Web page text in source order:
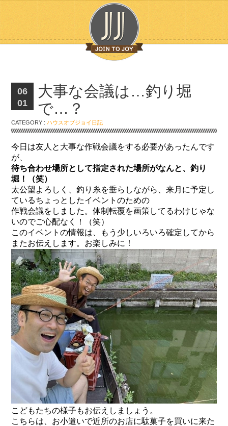
06
01
大事な会議は…釣り堀
で…？
CATEGORY :ハウスオブジョイ日記
今日は友人と大事な作戦会議をする必要があったんです
が、
待ち合わせ場所として指定された場所がなんと、釣り
堀！（笑）
太公望よろしく、釣り糸を垂らしながら、来月に予定し
ているちょっとしたイベントのための
作戦会議をしました。体制転覆を画策してるわけじゃな
いのでご心配なく！（笑）
このイベントの情報は、もう少しいろいろ確定してから
またお伝えします。お楽しみに！
こどもたちの様子もお伝えしましょう。
こちらは、お小遣いで近所のお店に駄菓子を買いに来た